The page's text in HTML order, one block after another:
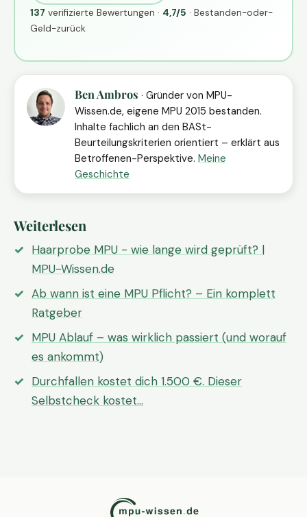
137 verifizierte Bewertungen · 4,7/5 · Bestanden-oder-
Geld-zurück
Ben Ambros · Gründer von MPU-
Wissen.de, eigene MPU 2015 bestanden.
Inhalte fachlich an den BASt-
Beurteilungskriterien orientiert – erklärt aus
Betroffenen-Perspektive. Meine
Geschichte
Weiterlesen
Haarprobe MPU - wie lange wird geprüft? |
MPU-Wissen.de
Ab wann ist eine MPU Pflicht? – Ein komplett
Ratgeber
MPU Ablauf – was wirklich passiert (und worauf
es ankommt)
Durchfallen kostet dich 1.500 €. Dieser
Selbstcheck kostet…